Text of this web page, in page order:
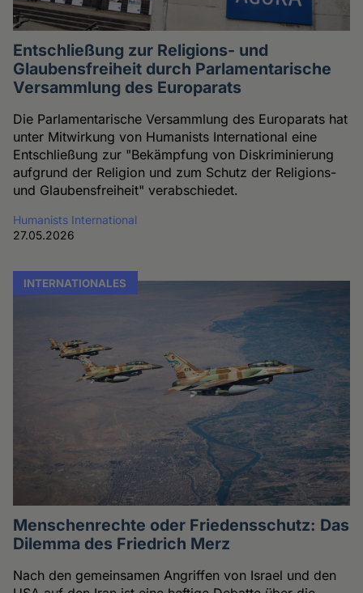
Entschließung zur Religions- und
Glaubensfreiheit durch Parlamentarische
Versammlung des Europarats
Die Parlamentarische Versammlung des Europarats hat
unter Mitwirkung von Humanists International eine
Entschließung zur "Bekämpfung von Diskriminierung
aufgrund der Religion und zum Schutz der Religions-
und Glaubensfreiheit" verabschiedet.
Humanists International
27.05.2026
INTERNATIONALES
Menschenrechte oder Friedensschutz: Das
Dilemma des Friedrich Merz
Nach den gemeinsamen Angriffen von Israel und den